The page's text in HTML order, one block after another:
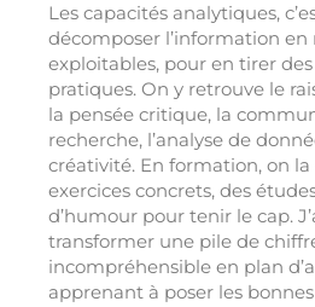
Les capacités analytiques,
décomposer l’information en
exploitables, pour en tirer
pratiques. On y retrouve le
la pensée critique, la
recherche, l’analyse de
créativité. En formation, on
exercices concrets, des
d’humour pour tenir le cap.
transformer une pile de
incompréhensible en plan
apprenant à poser les bonnes